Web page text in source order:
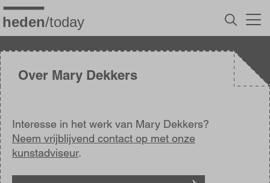
Overslaan
en
naar
inhoud
gaanOver Mary Dekkers
Interesse in het werk van Mary Dekkers?
Neem vrijblijvend contact op met onze
kunstadviseur.